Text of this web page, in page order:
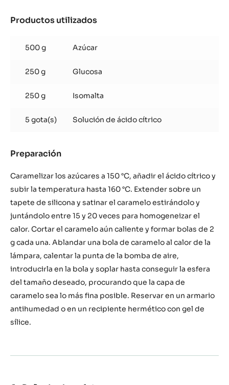
Productos utilizados
500 g Azúcar
250 g Glucosa
250 g Isomalta
5 gota(s) Solución de ácido cítrico
Preparación
de
azúcar
soplado
Caramelizar los azúcares a 150 °C, añadir el ácido cítrico y
subir la temperatura hasta 160 °C. Extender sobre un
tapete de silicona y satinar el caramelo estirándolo y
juntándolo entre 15 y 20 veces para homogeneizar el
calor. Cortar el caramelo aún caliente y formar bolas de 2
g cada una. Ablandar una bola de caramelo al calor de la
lámpara, calentar la punta de la bomba de aire,
introducirla en la bola y soplar hasta conseguir la esfera
del tamaño deseado, procurando que la capa de
caramelo sea lo más fina posible. Reservar en un armario
antihumedad o en un recipiente hermético con gel de
sílice.